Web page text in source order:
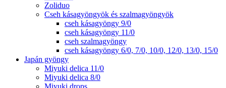
Zoliduo
Cseh kásagyöngyök és szalmagyöngyök
cseh kásagyöngy 9/0
cseh kásagyöngy 11/0
cseh szalmagyöngy
cseh kásagyöngy 6/0, 7/0, 10/0, 12/0, 13/0, 15/0
Japán gyöngy
Miyuki delica 11/0
Miyuki delica 8/0